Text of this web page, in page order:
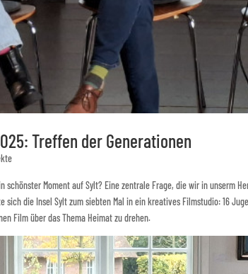
Treffen der Generationen
schönster Moment auf Sylt? Eine zentrale Frage, die wir in unserm
sich die Insel Sylt zum siebten Mal in ein kreatives Filmstudio: 16
Film über das Thema Heimat zu drehen.